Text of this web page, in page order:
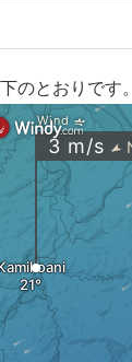
のとおりです。